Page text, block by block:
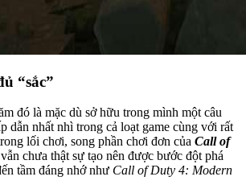
“sắc”
đó là mặc dù sở hữu trong mình một câu
dẫn nhất nhì trong cả loạt game cùng với rất
lối chơi, song phần chơi đơn của Call of
chưa thật sự tạo nên được bước đột phá
tầm đáng nhớ như Call of Duty 4: Modern